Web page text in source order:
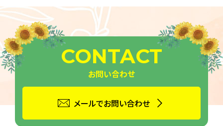
CONTACT
お問い合わせ
メールでお問い合わせ